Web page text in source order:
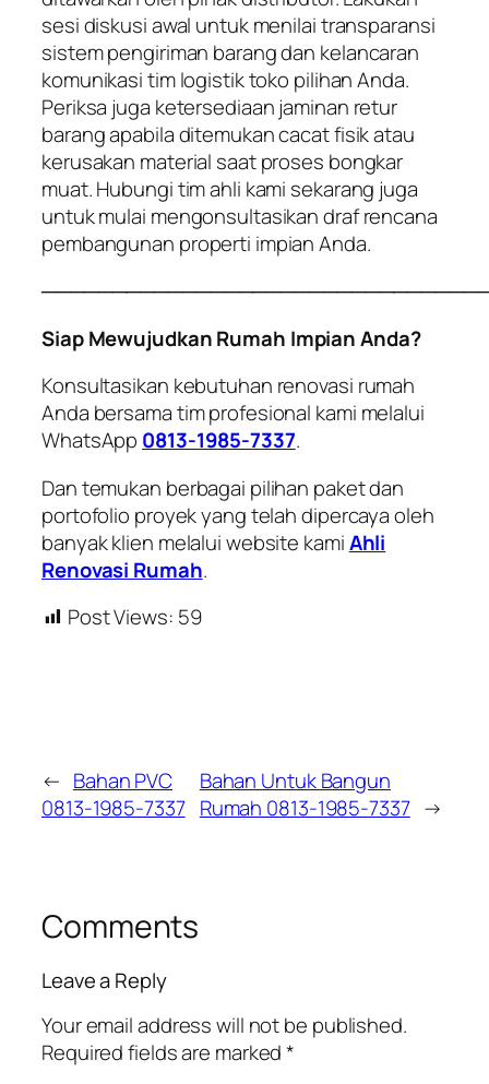
sesi diskusi awal untuk menilai transparansi
sistem pengiriman barang dan kelancaran
komunikasi tim logistik toko pilihan Anda.
Periksa juga ketersediaan jaminan retur
barang apabila ditemukan cacat fisik atau
kerusakan material saat proses bongkar
muat. Hubungi tim ahli kami sekarang juga
untuk mulai mengonsultasikan draf rencana
pembangunan properti impian Anda.
Siap Mewujudkan Rumah Impian Anda?
Konsultasikan kebutuhan renovasi rumah
Anda bersama tim profesional kami melalui
WhatsApp 0813-1985-7337.
Dan temukan berbagai pilihan paket dan
portofolio proyek yang telah dipercaya oleh
banyak klien melalui website kamiAhli
Renovasi Rumah.
Post Views: 59
← Bahan PVC
0813-1985-7337
Bahan Untuk Bangun
Rumah 0813-1985-7337 →
Comments
Leave a Reply
Your email address will not be published.
Required fields are marked*